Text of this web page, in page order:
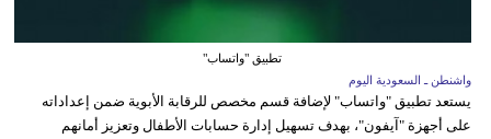
تطبيق "واتساب"
واشنطن ـ السعودية اليوم
يستعد تطبيق "واتساب" لإضافة قسم مخصص للرقابة الأبوية ضمن إعداداته
على أجهزة "آيفون"، بهدف تسهيل إدارة حسابات الأطفال وتعزيز أمانهم